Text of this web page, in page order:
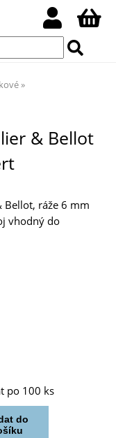
& Bellot
ráže 6 mm
vhodný do
po 100 ks